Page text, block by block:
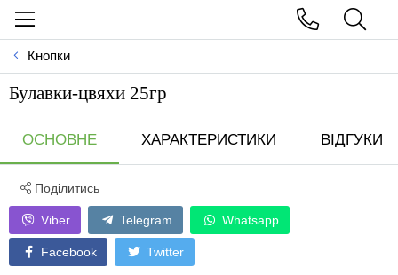
Кнопки
Булавки-цвяхи 25гр
ОСНОВНЕ ХАРАКТЕРИСТИКИ ВІДГУКИ
Поділитись
Viber Telegram Whatsapp
Facebook Twitter